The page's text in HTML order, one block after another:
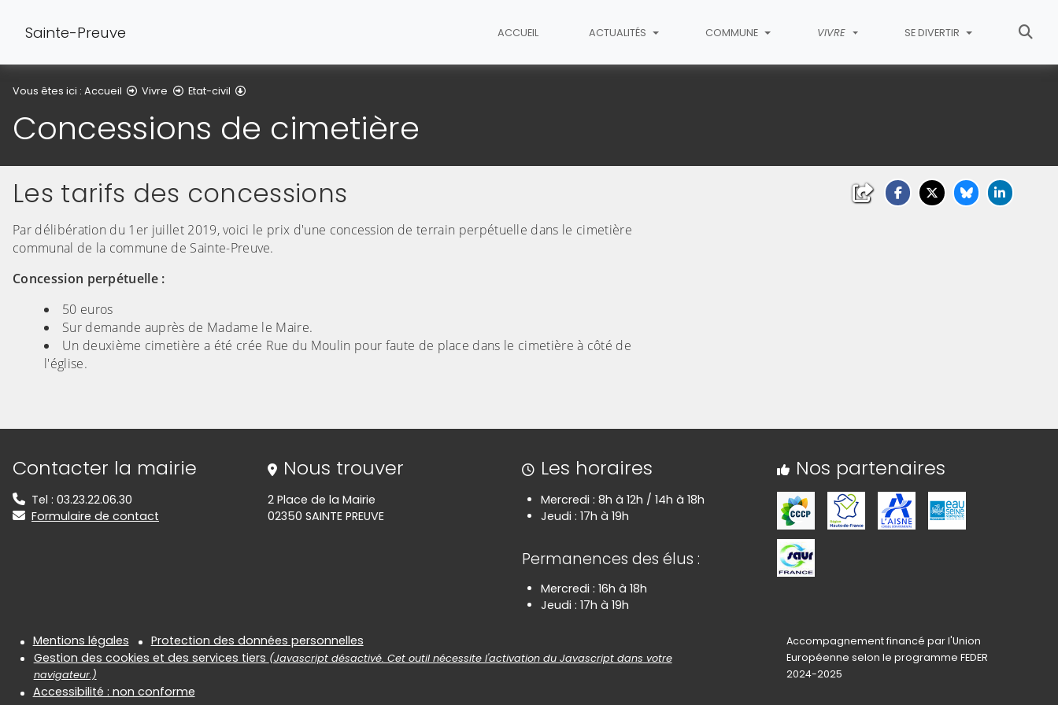
Sainte-Preuve ACCUEIL ACTUALITÉS COMMUNE VIVRE SE DIVERTIR
Vous êtes ici : Accueil Vivre Etat-civil
Concessions de cimetière
Les tarifs des concessions
Par délibération du 1er juillet 2019, voici le prix d'une concession de terrain perpétuelle dans le cimetière
communal de la commune de Sainte-Preuve.
Concession perpétuelle :
50 euros
Sur demande auprès de Madame le Maire.
Un deuxième cimetière a été crée Rue du Moulin pour faute de place dans le cimetière à côté de
l'église.
Informations de contact
Contacter la mairie
Tel : 03.23.22.06.30
Formulaire de contact
Nous trouver
2 Place de la Mairie
02350 SAINTE PREUVE
Les horaires
Mercredi : 8h à 12h / 14h à 18h
Jeudi : 17h à 19h
Permanences des élus :
Mercredi : 16h à 18h
Jeudi : 17h à 19h
Nos partenaires
Informations réglementaires
Mentions légales
Protection des données personnelles
Gestion des cookies et des services tiers (Javascript désactivé. Cet outil nécessite l'activation du Javascript dans votre
navigateur.)
Accessibilité : non conforme
Accompagnement financé par l'Union
Européenne selon le programme FEDER
2024-2025